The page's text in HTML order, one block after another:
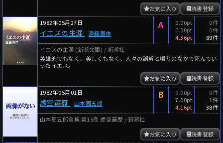
年
月
絞り込みリセット
読書登録
お気に入り
1982年05月27日
イエスの生涯 遠藤周作
A
0.00pt
0.00pt
4.36pt
0件
0件
89件
イエスの生涯 (新潮文庫) / 新潮社
英雄的でもなく、美しくもなく、人々の誤解と嘲りのなかで死んでい
ったイエス。
読書登録
お気に入り
1982年05月01日
虚空遍歴 山本周五郎
B
0.00pt
7.00pt
4.16pt
0件
1件
38件
山本周五郎全集 第15巻 虚空遍歴 / 新潮社
読書登録
お気に入り